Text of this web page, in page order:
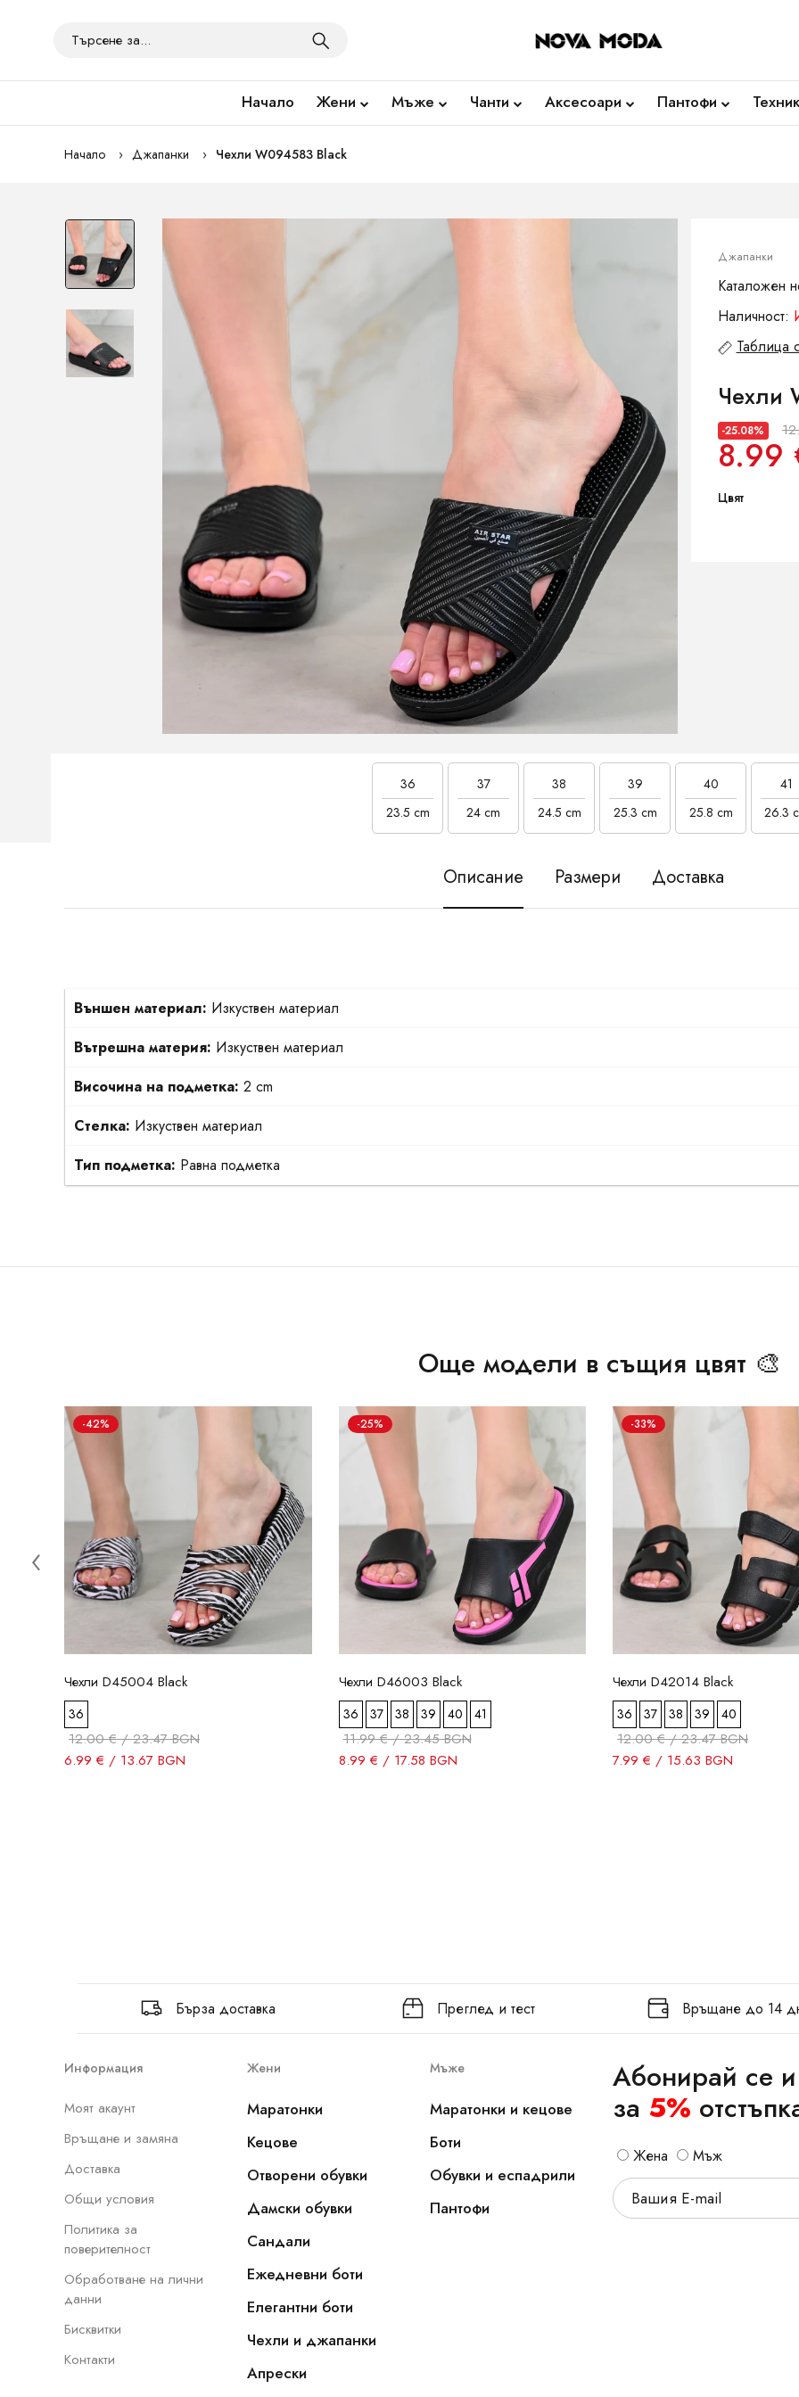
Начало Жени Мъже Чанти Аксесоари Пантофи
Начало Джапанки Чехли W094583 Black
Джапанки
Каталожен
Наличност:
Таблица
Чехли
-25.08%
8.99
Цвят
36
23.5 cm
37
24 cm
38
24.5 cm
39
25.3 cm
40
25.8 cm
41
26.3
Описание Размери Доставка
Външен материал: Изкуствен материал
Вътрешна материя: Изкуствен материал
Височина на подметка: 2 cm
Стелка: Изкуствен материал
Тип подметка: Равна подметка
Още модели в същия цвят 🎨
-42%
Чехли D45004 Black
36
12.00 € / 23.47 BGN
6.99 € / 13.67 BGN
-25%
Чехли D46003 Black
36 37 38 39 40 41
11.99 € / 23.45 BGN
8.99 € / 17.58 BGN
-33%
Чехли D42014 Black
36 37 38 39 40
12.00 € / 23.47 BGN
7.99 € / 15.63 BGN
Бърза доставка Преглед и тест Връщане до 14
Информация
Моят акаунт
Връщане и замяна
Доставка
Общи условия
Политика за
поверителност
Обработване на лични
данни
Бисквитки
Контакти
Жени
Маратонки
Кецове
Отворени обувки
Дамски обувки
Сандали
Ежедневни боти
Елегантни боти
Чехли и джапанки
Апрески
Мъже
Маратонки и кецове
Боти
Обувки и еспадрили
Пантофи
Абонирай се
за 5%
Жена Мъж